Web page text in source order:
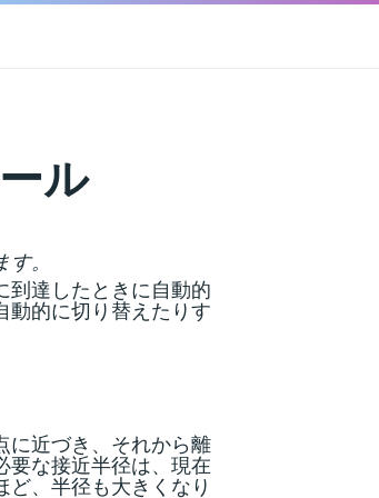
ル
。
到達したときに自動的
動的に切り替えたりす
に近づき、それから離
要な接近半径は、現在
、半径も大きくなり